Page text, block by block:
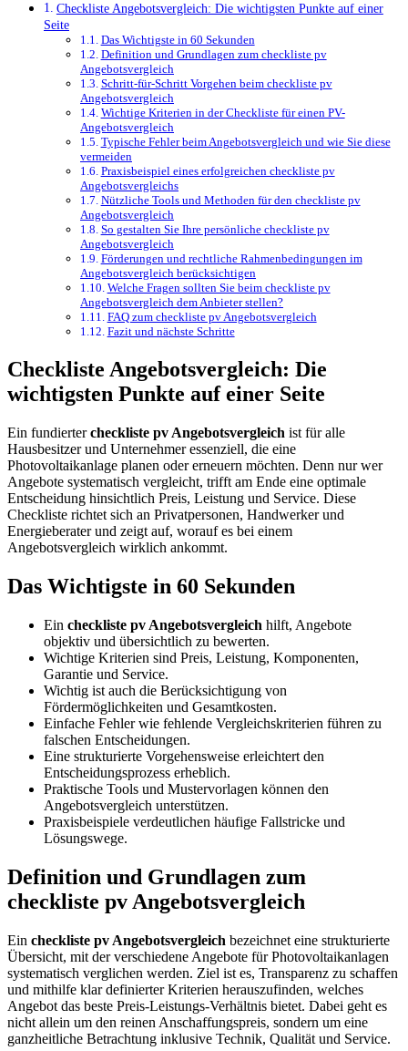
Checkliste Angebotsvergleich: Die wichtigsten Punkte auf einer
Seite
Das Wichtigste in 60 Sekunden
Definition und Grundlagen zum checkliste pv
Angebotsvergleich
Schritt-für-Schritt Vorgehen beim checkliste pv
Angebotsvergleich
Wichtige Kriterien in der Checkliste für einen PV-
Angebotsvergleich
Typische Fehler beim Angebotsvergleich und wie Sie diese
vermeiden
Praxisbeispiel eines erfolgreichen checkliste pv
Angebotsvergleichs
Nützliche Tools und Methoden für den checkliste pv
Angebotsvergleich
So gestalten Sie Ihre persönliche checkliste pv
Angebotsvergleich
Förderungen und rechtliche Rahmenbedingungen im
Angebotsvergleich berücksichtigen
Welche Fragen sollten Sie beim checkliste pv
Angebotsvergleich dem Anbieter stellen?
FAQ zum checkliste pv Angebotsvergleich
Fazit und nächste Schritte
Checkliste Angebotsvergleich: Die
wichtigsten Punkte auf einer Seite
Ein fundiertercheckliste pv Angebotsvergleich ist für alle
Hausbesitzer und Unternehmer essenziell, die eine
Photovoltaikanlage planen oder erneuern möchten. Denn nur wer
Angebote systematisch vergleicht, trifft am Ende eine optimale
Entscheidung hinsichtlich Preis, Leistung und Service. Diese
Checkliste richtet sich an Privatpersonen, Handwerker und
Energieberater und zeigt auf, worauf es bei einem
Angebotsvergleich wirklich ankommt.
Das Wichtigste in 60 Sekunden
Ein checkliste pv Angebotsvergleich hilft, Angebote
objektiv und übersichtlich zu bewerten.
Wichtige Kriterien sind Preis, Leistung, Komponenten,
Garantie und Service.
Wichtig ist auch die Berücksichtigung von
Fördermöglichkeiten und Gesamtkosten.
Einfache Fehler wie fehlende Vergleichskriterien führen zu
falschen Entscheidungen.
Eine strukturierte Vorgehensweise erleichtert den
Entscheidungsprozess erheblich.
Praktische Tools und Mustervorlagen können den
Angebotsvergleich unterstützen.
Praxisbeispiele verdeutlichen häufige Fallstricke und
Lösungswege.
Definition und Grundlagen zum
checkliste pv Angebotsvergleich
Ein checkliste pv Angebotsvergleich bezeichnet eine strukturierte
Übersicht, mit der verschiedene Angebote für Photovoltaikanlagen
systematisch verglichen werden. Ziel ist es, Transparenz zu schaffen
und mithilfe klar definierter Kriterien herauszufinden, welches
Angebot das beste Preis-Leistungs-Verhältnis bietet. Dabei geht es
nicht allein um den reinen Anschaffungspreis, sondern um eine
ganzheitliche Betrachtung inklusive Technik, Qualität und Service.